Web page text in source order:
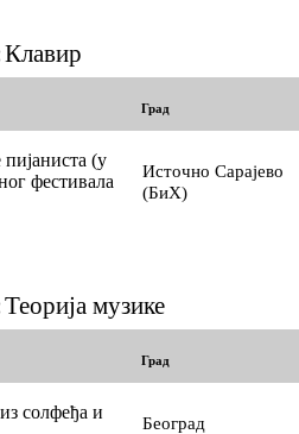
Клавир
Град
(у
фестивала
Источно Сарајево
(БиХ)
Теорија музике
Град
солфеђа и
Београд